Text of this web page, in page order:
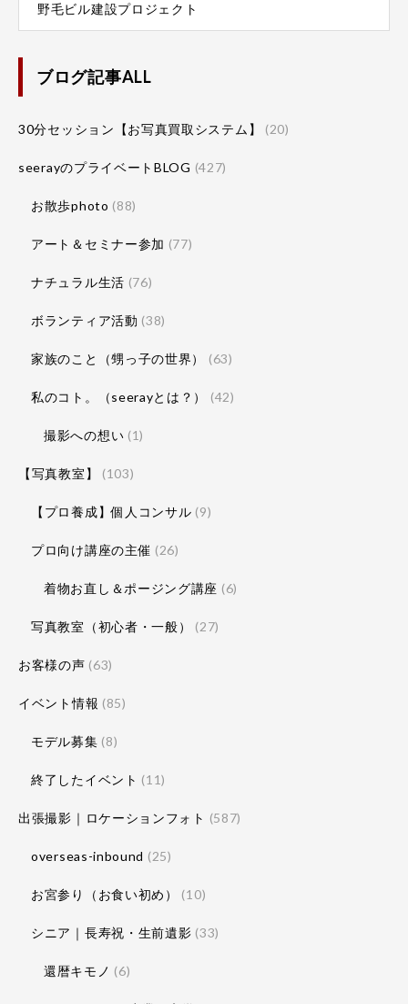
野毛ビル建設プロジェクト
ブログ記事ALL
30分セッション【お写真買取システム】 (20)
seerayのプライベートBLOG (427)
お散歩photo (88)
アート＆セミナー参加 (77)
ナチュラル生活 (76)
ボランティア活動 (38)
家族のこと（甥っ子の世界） (63)
私のコト。（seerayとは？） (42)
撮影への想い (1)
【写真教室】 (103)
【プロ養成】個人コンサル (9)
プロ向け講座の主催 (26)
着物お直し＆ポージング講座 (6)
写真教室（初心者・一般） (27)
お客様の声 (63)
イベント情報 (85)
モデル募集 (8)
終了したイベント (11)
出張撮影｜ロケーションフォト (587)
overseas-inbound (25)
お宮参り（お食い初め） (10)
シニア｜長寿祝・生前遺影 (33)
還暦キモノ (6)